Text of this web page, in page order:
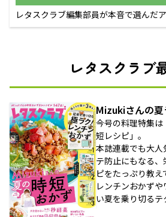
レタスクラブ編集部員が本音で選んだ
レタスクラブ
Mizukiさんの
今号の料理特集
短レシピ」。
本誌連載でも大
テ防止にもなる
ピをたっぷり教
レンチンおかず
い夏を乗り切るテ